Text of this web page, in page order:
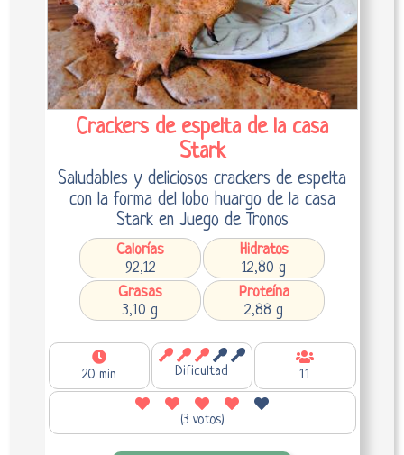
Crackers de espelta de la casa
Stark
Saludables y deliciosos crackers de espelta
con la forma del lobo huargo de la casa
Stark en Juego de Tronos
Calorías
92,12
Hidratos
12,80 g
Grasas
3,10 g
Proteína
2,88 g
20 min Dificultad 11
(3 votos)